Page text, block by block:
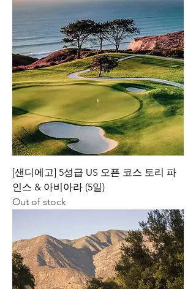
[샌디에고] 5성급 US 오픈 코스 토리 파
인스 & 아비아라 (5일)
Out of stock